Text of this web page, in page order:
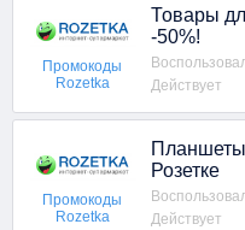
Промокоды
Rozetka
Товары
-50%!
Действует
Промокоды
Rozetka
Розетке
Действует